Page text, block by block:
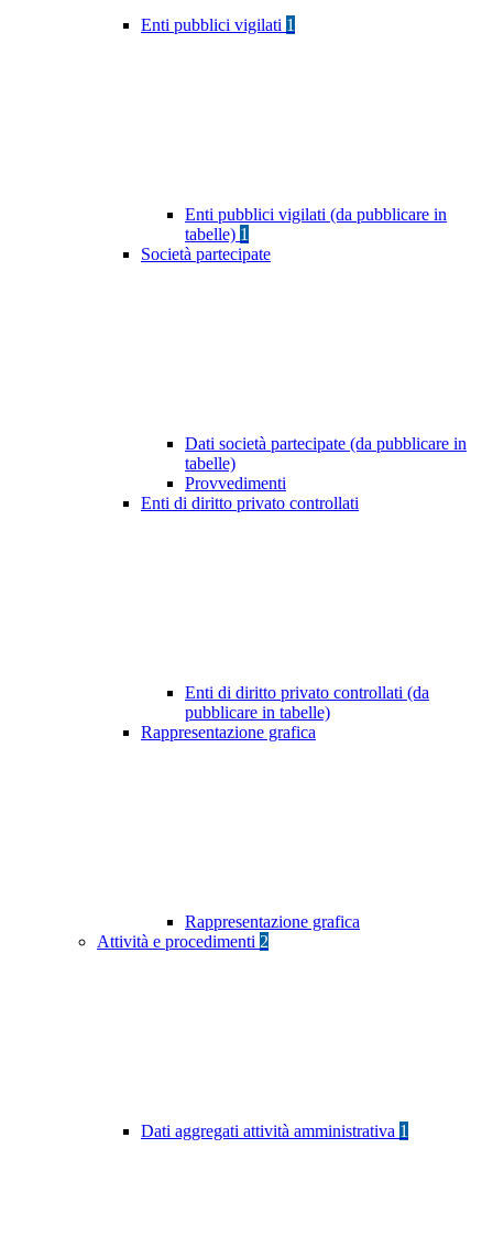
Enti pubblici vigilati 1
Enti pubblici vigilati (da pubblicare in
tabelle) 1
Società partecipate
Dati società partecipate (da pubblicare in
tabelle)
Provvedimenti
Enti di diritto privato controllati
Enti di diritto privato controllati (da
pubblicare in tabelle)
Rappresentazione grafica
Rappresentazione grafica
Attività e procedimenti 2
Dati aggregati attività amministrativa 1